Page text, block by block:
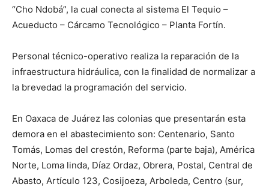
“Cho Ndobá”, la cual conecta al sistema El Tequio –
Acueducto – Cárcamo Tecnológico – Planta Fortín.
Personal técnico-operativo realiza la reparación de la
infraestructura hidráulica, con la finalidad de normalizar a
la brevedad la programación del servicio.
En Oaxaca de Juárez las colonias que presentarán esta
demora en el abastecimiento son: Centenario, Santo
Tomás, Lomas del crestón, Reforma (parte baja), América
Norte, Loma linda, Díaz Ordaz, Obrera, Postal, Central de
Abasto, Artículo 123, Cosijoeza, Arboleda, Centro (sur,